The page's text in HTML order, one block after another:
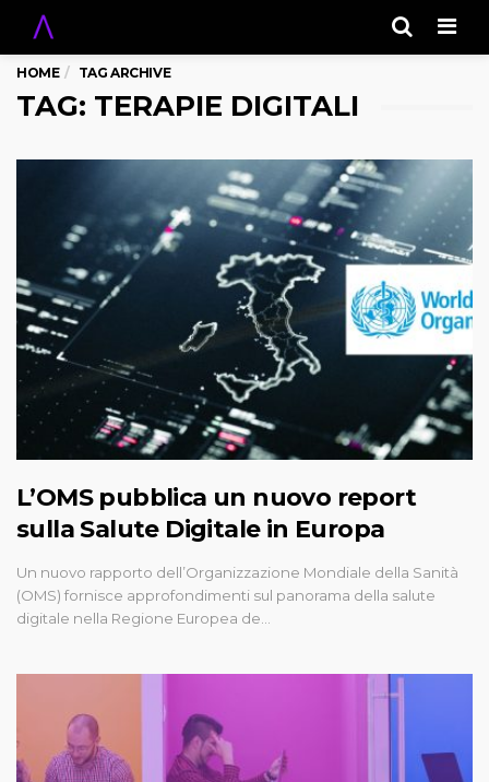
HOME TAG ARCHIVE
TAG: TERAPIE DIGITALI
L’OMS pubblica un nuovo report
sulla Salute Digitale in Europa
Un nuovo rapporto dell’Organizzazione Mondiale della Sanità
(OMS) fornisce approfondimenti sul panorama della salute
digitale nella Regione Europea de…